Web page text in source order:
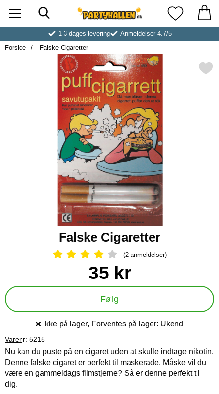
Startside for Partyhallen AB Mine
1-3 dages levering
Anmeldelser 4.7/5
Forside
Falske Cigaretter
Markér falske
Falske Cigaretter
Anmeldelser: 4 Stjerne, Spring til
(2 anmeldelser)
Køb dette produkt Falske Cigaretter
pris
35 kr
Følg
Produkttilgængelighed:
Ikke på lager, Forventes på lager: Ukend
Varenr: 5215
Nu kan du puste på en cigaret uden at skulle indtage nikotin.
Denne falske cigaret er perfekt til maskerade. Måske vil du
være en gammeldags filmstjerne? Så er denne perfekt til
dig.